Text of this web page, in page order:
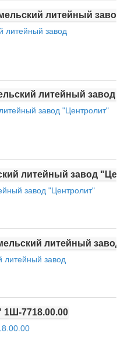
литейный завод
завод "Центролит"
завод "Центролит"
литейный завод